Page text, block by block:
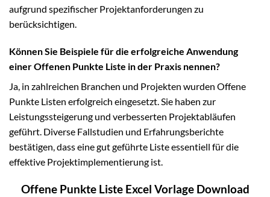
aufgrund spezifischer Projektanforderungen zu
berücksichtigen.
Können Sie Beispiele für die erfolgreiche Anwendung
einer Offenen Punkte Liste in der Praxis nennen?
Ja, in zahlreichen Branchen und Projekten wurden Offene
Punkte Listen erfolgreich eingesetzt. Sie haben zur
Leistungssteigerung und verbesserten Projektabläufen
geführt. Diverse Fallstudien und Erfahrungsberichte
bestätigen, dass eine gut geführte Liste essentiell für die
effektive Projektimplementierung ist.
Offene Punkte Liste Excel Vorlage Download